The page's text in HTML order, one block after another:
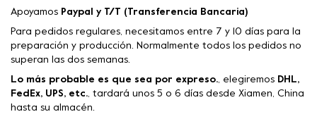
Apoyamos Paypal y T/T (Transferencia Bancaria)
Para pedidos regulares, necesitamos entre 7 y 10 días para la
preparación y producción. Normalmente todos los pedidos no
superan las dos semanas.
Lo más probable es que sea por expreso., elegiremos DHL,
FedEx, UPS, etc., tardará unos 5 o 6 días desde Xiamen, China
hasta su almacén.